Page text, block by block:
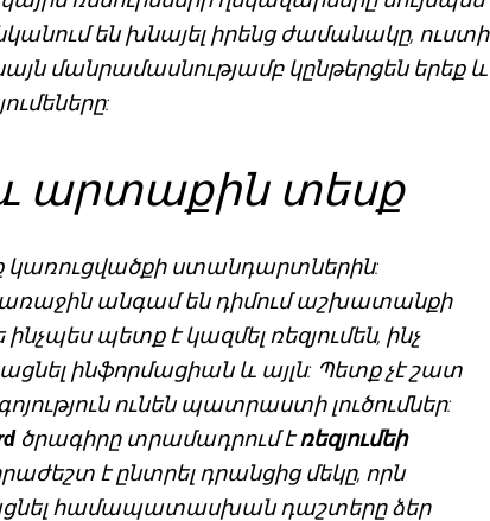
են խնայել իրենց ժամանակը, ուստի
մանրամասնությամբ կընթերցեն երեք և
արտաքին տեսք
կառուցվածքի ստանդարտներին:
անգամ են դիմում աշխատանքի
պետք է կազմել ռեզյումեն, ինչ
ինֆորմացիան և այլն: Պետք չէ շատ
ունեն պատրաստի լուծումներ:
ծրագիրը տրամադրում էռեզյումեի
է ընտրել դրանցից մեկը, որն
համապատասխան դաշտերը ձեր